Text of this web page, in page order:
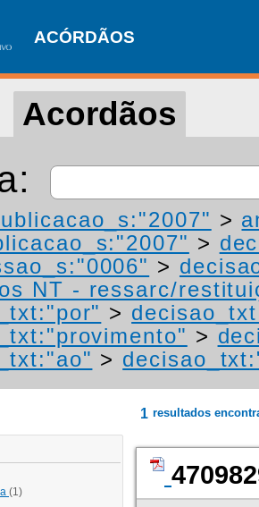
ACÓRDÃOS
Acordãos
>
>
>
NT - ressarc/
>
>
>
(1)
1 resultados